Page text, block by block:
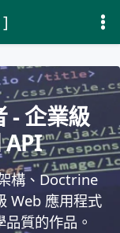
- 企業級
API
構、Doctrine
Web 應用程式
質的作品。